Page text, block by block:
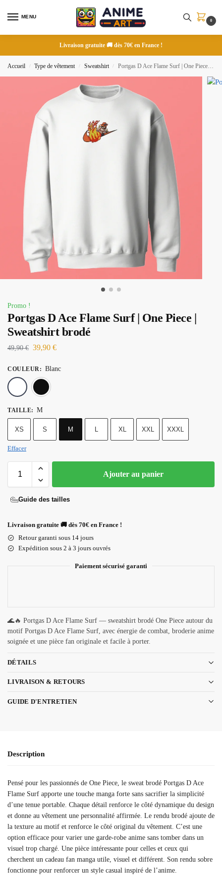
MENU
0
Livraison gratuite 🚚 dès 70€ en France !
Accueil / Type de vêtement / Sweatshirt / Portgas D Ace Flame Surf | One Piece | Sweatshirt brodé
Promo !
Portgas D Ace Flame Surf | One Piece |
Sweatshirt brodé
49,90€ 39,90 €
COULEUR : Blanc
TAILLE: M
XS S M L XL XXL XXXL
Effacer
Ajouter au panier
Guide des tailles
Livraison gratuite 🚚 dès 70€ en France !
Retour garanti sous 14 jours
Expédition sous 2 à 3 jours ouvrés
Paiement sécurisé garanti
🌊🔥 Portgas D Ace Flame Surf — sweatshirt brodé One Piece autour du
motif Portgas D Ace Flame Surf, avec énergie de combat, broderie anime
soignée et une pièce fan originale et facile à porter.
DÉTAILS
LIVRAISON & RETOURS
GUIDE D'ENTRETIEN
Description
Pensé pour les passionnés de One Piece, le sweat brodé Portgas D Ace
Flame Surf apporte une touche manga forte sans sacrifier la simplicité
d’une tenue portable. Chaque détail renforce le côté dynamique du design
et donne au vêtement une personnalité affirmée. Le rendu brodé ajoute de
la texture au motif et renforce le côté original du vêtement. C’est une
option efficace pour varier une garde-robe anime sans tomber dans un
visuel trop chargé. Une pièce intéressante pour celles et ceux qui
cherchent un cadeau fan manga utile, visuel et différent. Son rendu sobre
fonctionne pour renforcer un style casual inspiré de l’anime.